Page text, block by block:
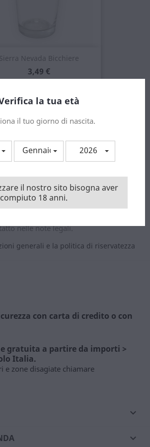
Sierra Nevada Bicchiere
Prezzo
3,49 €
Torna all'inizio
e le offerte speciali
nelle note legali.
generali e la politica di riservatezza
con carta di credito o con
gratuita a partire da importi >
Italia.
e zone disagiate chiamare


la tua età
il tuo giorno di nascita.
Gennaio 2026
il nostro sito bisogna aver
compiuto 18 anni.